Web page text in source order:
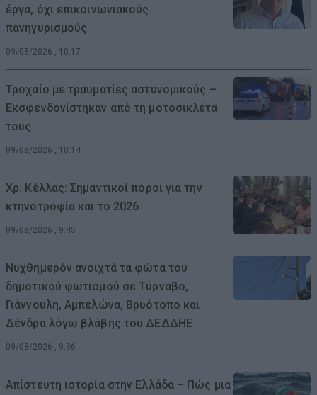
έργα, όχι επικοινωνιακούς
πανηγυρισμούς
09/08/2026 , 10:17
Τροχαίο με τραυματίες αστυνομικούς –
Εκσφενδονίστηκαν από τη μοτοσικλέτα
τους
09/08/2026 , 10:14
Χρ. Κέλλας: Σημαντικοί πόροι για την
κτηνοτροφία και το 2026
09/08/2026 , 9:45
Νυχθημερόν ανοιχτά τα φώτα του
δημοτικού φωτισμού σε Τύρναβο,
Γιάννουλη, Αμπελώνα, Βρυότοπο και
Δένδρα λόγω βλάβης του ΔΕΔΔΗΕ
09/08/2026 , 9:36
Απίστευτη ιστορία στην Ελλάδα – Πώς μια